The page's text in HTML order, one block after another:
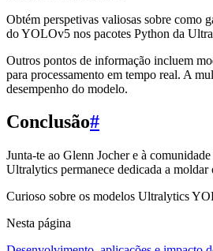
Obtém perspetivas valiosas sobre como
do YOLOv5 nos pacotes Python da
Outros pontos de informação incluem
para processamento em tempo real. A
desempenho do modelo.
Conclusão#
Junta-te ao Glenn Jocher e à
Ultralytics permanece dedicada a
Curioso sobre os modelos Ultralytics
Nesta página